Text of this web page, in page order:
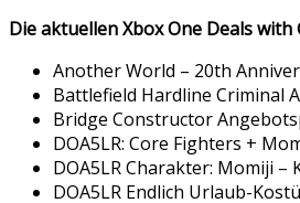
Die aktuellen Xbox One Deals with
Another World – 20th
Battlefield Hardline Criminal
Bridge Constructor
DOA5LR: Core Fighters +
DOA5LR Charakter: Momiji –
DOA5LR Endlich Urlaub-